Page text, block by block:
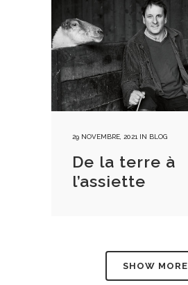
29 NOVEMBRE, 2021 IN BLOG
De la terre à
l’assiette
SHOW MORE